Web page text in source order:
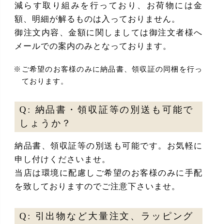
減らす取り組みを行っており、お荷物には金
額、明細が解るものは入っておりません。
御注文内容、金額に関しましては御注文者様へ
メールでの案内のみとなっております。
ご希望のお客様のみに納品書、領収証の同梱を行っ
ております。
Q: 納品書・領収証等の別送も可能で
しょうか？
納品書、領収証等の別送も可能です。お気軽に
申し付けくださいませ。
当店は環境に配慮しご希望のお客様のみに手配
を致しておりますのでご注意下さいませ。
Q: 引出物など大量注文、ラッピング